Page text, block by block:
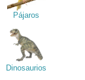
Pájaros
Dinosaurios